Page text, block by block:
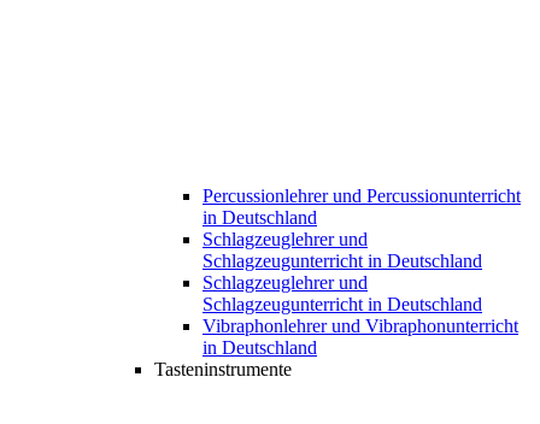
Percussionlehrer und Percussionunterricht
in Deutschland
Schlagzeuglehrer und
Schlagzeugunterricht in Deutschland
Schlagzeuglehrer und
Schlagzeugunterricht in Deutschland
Vibraphonlehrer und Vibraphonunterricht
in Deutschland
Tasteninstrumente